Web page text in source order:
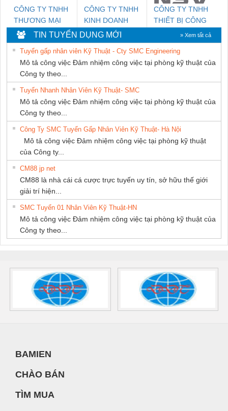
CÔNG TY TNHH
THƯƠNG MẠI
THIÊN ÂN VIỆT
NAM
CÔNG TY TNHH
KINH DOANH
DỊCH VỤ XNK
PHƯƠNG NAM
CÔNG TY TNHH
THIẾT BỊ CÔNG
NGHIỆP NIHON
SETSUBI VIỆT
NAM
TIN TUYỂN DỤNG MỚI » Xem tất cả
Tuyển gấp nhân viên Kỹ Thuật - Cty SMC Engineering
Mô tả công việc Đảm nhiệm công việc tại phòng kỹ thuật của
Công ty theo...
Tuyển Nhanh Nhân Viên Kỹ Thuật- SMC
Mô tả công việc Đảm nhiệm công việc tại phòng kỹ thuật của
Công ty theo...
Công Ty SMC Tuyển Gấp Nhân Viên Kỹ Thuật- Hà Nội
Mô tả công việc Đảm nhiệm công việc tại phòng kỹ thuật
của Công ty...
CM88 jp net
CM88 là nhà cái cá cược trực tuyến uy tín, sở hữu thế giới
giải trí hiện...
SMC Tuyển 01 Nhân Viên Kỹ Thuật-HN
Mô tả công việc Đảm nhiệm công việc tại phòng kỹ thuật của
Công ty theo...
BAMIEN
CHÀO BÁN
TÌM MUA